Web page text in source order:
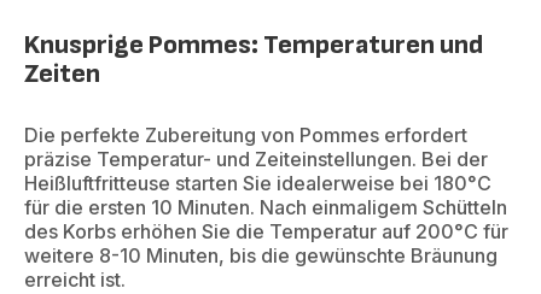
Knusprige Pommes: Temperaturen und
Zeiten
Die perfekte Zubereitung von Pommes erfordert
präzise Temperatur- und Zeiteinstellungen. Bei der
Heißluftfritteuse starten Sie idealerweise bei 180°C
für die ersten 10 Minuten. Nach einmaligem Schütteln
des Korbs erhöhen Sie die Temperatur auf 200°C für
weitere 8-10 Minuten, bis die gewünschte Bräunung
erreicht ist.